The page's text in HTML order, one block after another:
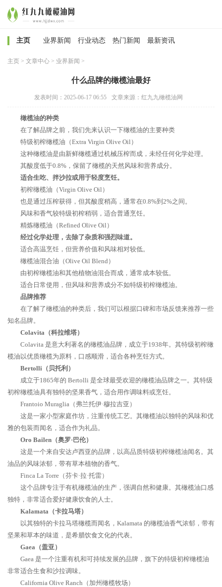
主页 业界新闻 行业动态 热门新闻 最新资讯
主页 > 文章中心 > 业界新闻 >
什么品牌的橄榄油最好
发表时间：2025-06-17 06:55 文章来源：红九九橄榄油网
橄榄油的种类
在了解品牌之前，我们先来认识一下橄榄油的主要种类
特级初榨橄榄油（Extra Virgin Olive Oil）
这种橄榄油是由新鲜橄榄通过机械压榨而成，未经任何化学处理。
其酸度低于0.8%，保留了橄榄的天然风味和营养成分。
适合生吃、拌沙拉或用于轻度烹饪。
初榨橄榄油（Virgin Olive Oil）
也是通过压榨获得，但其酸度稍高，通常在0.8%到2%之间。
风味和香气较特级初榨稍弱，适合普通烹饪。
精炼橄榄油（Refined Olive Oil）
经过化学处理，去除了杂质和强烈味道。
适合高温烹饪，但营养价值和风味相对较低。
橄榄油混合油（Olive Oil Blend）
由初榨橄榄油和其他植物油混合而成，通常成本较低。
适合日常使用，但风味和营养成分不如特级初榨橄榄油。
品牌推荐
在了解了橄榄油的种类后，我们可以根据口碑和市场反馈来推荐一些
知名品牌。
Colavita（科拉维塔）
Colavita 是意大利著名的橄榄油品牌，成立于1938年。其特级初榨橄
榄油以优质橄榄为原料，口感顺滑，适合各种烹饪方式。
Bertolli（贝托利）
成立于1865年的 Bertolli 是全球最受欢迎的橄榄油品牌之一。其特级
初榨橄榄油具有独特的坚果香气，适合用作调味料或烹饪。
Frantoio Muraglia（弗兰托伊·穆拉吉亚）
这是一家小型家庭作坊，注重传统工艺。其橄榄油以独特的风味和优
雅的包装而闻名，适合作为礼品。
Oro Bailen（奥罗·巴伦）
这是一个来自安达卢西亚的品牌，以高品质特级初榨橄榄油闻名。其
油品的风味浓郁，带有草本植物的香气。
Finca La Torre（芬卡·拉·托雷）
这个品牌专注于有机橄榄油的生产，强调自然和健康。其橄榄油口感
独特，非常适合爱好健康饮食的人士。
Kalamata（卡拉马塔）
以其独特的卡拉马塔橄榄而闻名，Kalamata 的橄榄油香气浓郁，带有
坚果和草本的味道，是希腊饮食文化的代表。
Gaea（盖亚）
Gaea 是一个注重有机和可持续发展的品牌，旗下的特级初榨橄榄油
非常适合生食和沙拉调味。
California Olive Ranch（加州橄榄牧场）